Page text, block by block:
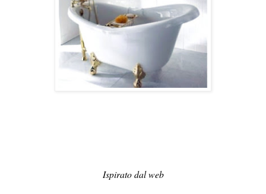
Ispirato dal web